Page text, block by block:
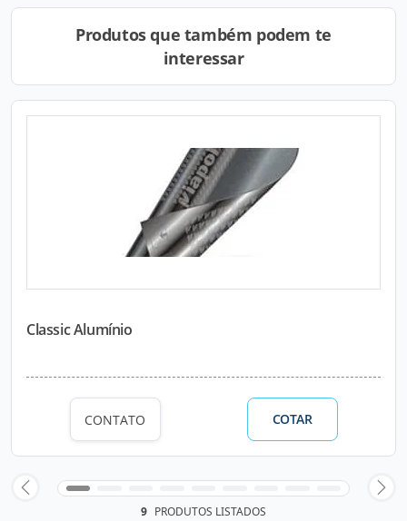
Produtos que também podem te
interessar
Classic Alumínio
CONTATO COTAR
9 PRODUTOS LISTADOS